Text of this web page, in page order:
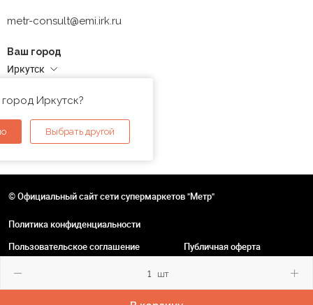
шт
metr-consult@emi.irk.ru
Ваш город
Иркутск
Иркутск?
Выбрать другой
© Официальный сайт сети супермаркетов "Метр"
Политика конфиденциальности
Пользовательское соглашение
Публичная оферта